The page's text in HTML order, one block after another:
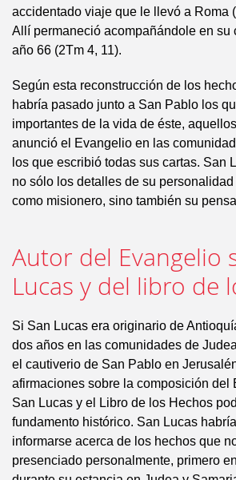
accidentado viaje que le llevó a Roma
Allí permaneció acompañándole en su
año 66 (2Tm 4, 11).
Según esta reconstrucción de los
habría pasado junto a San Pablo los
importantes de la vida de éste,
anunció el Evangelio en las
los que escribió todas sus cartas. San
no sólo los detalles de su
como misionero, sino también su
Autor del Evangelio
Lucas y del libro de
Si San Lucas era originario de
dos años en las comunidades de
el cautiverio de San Pablo en
afirmaciones sobre la composición del
San Lucas y el Libro de los Hechos
fundamento histórico. San Lucas
informarse acerca de los hechos que
presenciado personalmente, primero